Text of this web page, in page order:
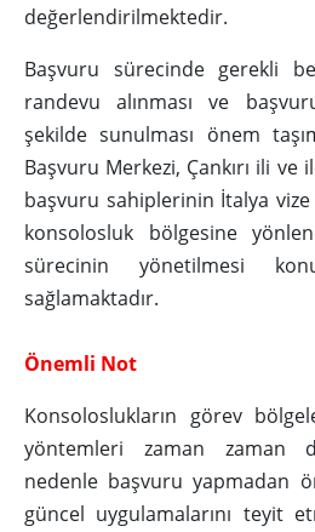
değerlendirilmektedir.
Başvuru sürecinde gerekli
randevu alınması ve
şekilde sunulması önem
Başvuru Merkezi, Çankırı ili
başvuru sahiplerinin İtalya
konsolosluk bölgesine
sürecinin yönetilmesi
sağlamaktadır.
Önemli Not
Konsoloslukların görev
yöntemleri zaman zaman
nedenle başvuru yapmadan
güncel uygulamalarını teyit